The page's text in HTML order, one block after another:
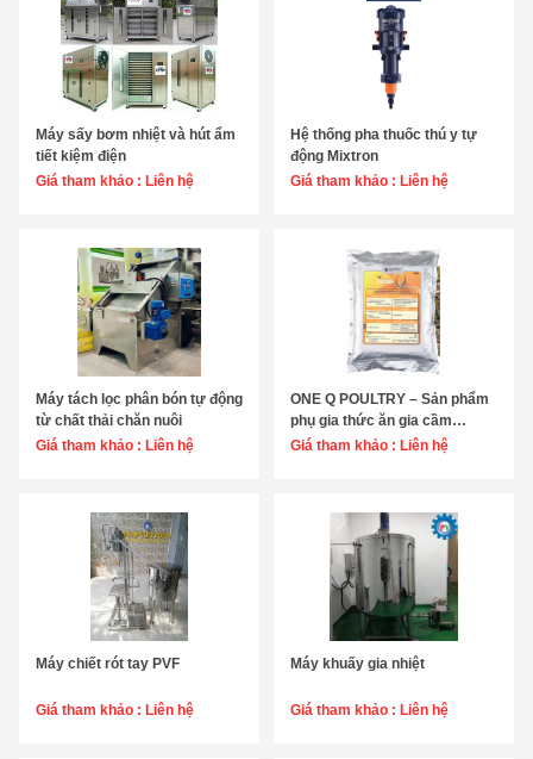
Chọn sản phẩm
Máy sấy bơm nhiệt và hút ẩm
tiết kiệm điện
Giá tham khảo : Liên hệ ☆☆☆☆☆
Chọn sản phẩm
Hệ thống pha thuốc thú y tự
động Mixtron
Giá tham khảo : Liên hệ
Chọn sản phẩm
Máy tách lọc phân bón tự động
từ chất thải chăn nuôi
Giá tham khảo : Liên hệ ★☆☆☆☆
Chọn sản phẩm
ONE Q POULTRY – Sản phẩm
phụ gia thức ăn gia cầm
ARAZYME – ENZYME phân
Giá tham khảo : Liên hệ
Máy chiết rót tay PVF
Giá tham khảo : Liên hệ
Máy khuấy gia nhiệt
Giá tham khảo : Liên hệ